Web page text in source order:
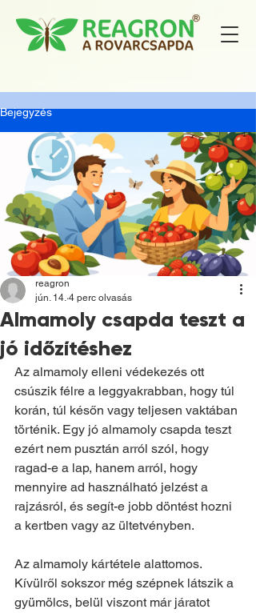
Bejegyzés
Almamoly csapda teszt a
jó időzítéshez
reagron
jún. 14. 4 perc olvasás
Az almamoly elleni védekezés ott
csúszik félre a leggyakrabban, hogy túl
korán, túl későn vagy teljesen vaktában
történik. Egy jó almamoly csapda teszt
ezért nem pusztán arról szól, hogy
ragad-e a lap, hanem arról, hogy
mennyire ad használható jelzést a
rajzásról, és segít-e jobb döntést hozni
a kertben vagy az ültetvényben.
Az almamoly kártétele alattomos.
Kívülről sokszor még szépnek látszik a
gyümölcs, belül viszont már járatot